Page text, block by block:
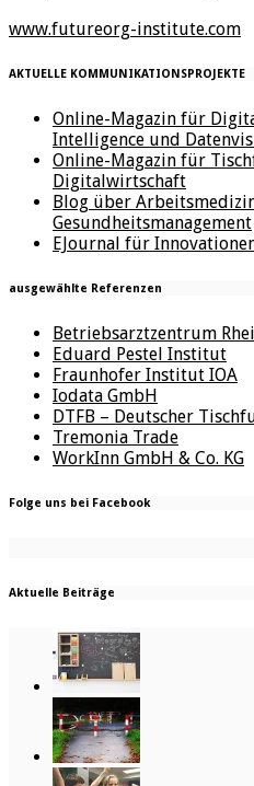
www.futureorg-institute.com
AKTUELLE KOMMUNIKATIONSPROJEKTE
Online-Magazin für
Intelligence und
Online-Magazin für
Digitalwirtschaft
Blog über
Gesundheitsmanagement
EJournal für
ausgewählte Referenzen
Betriebsarztzentrum
Eduard Pestel Institut
Fraunhofer Institut IOA
Iodata GmbH
DTFB – Deutscher
Tremonia Trade
WorkInn GmbH & Co. KG
Folge uns bei Facebook
Aktuelle Beiträge